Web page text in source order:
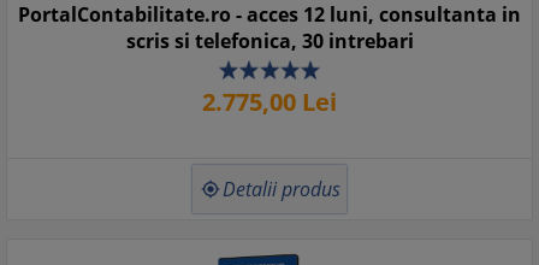
PortalContabilitate.ro - acces 12 luni, consultanta in
scris si telefonica, 30 intrebari
2.775,00 Lei
 Detalii produs